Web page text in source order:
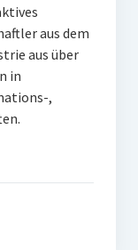
aus dem
aus über
in
,